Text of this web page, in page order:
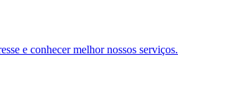
e conhecer melhor nossos serviços.